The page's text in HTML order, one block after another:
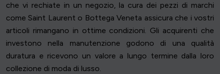
che vi rechiate in un negozio, la cura dei pezzi di marchi
come Saint Laurent o Bottega Veneta assicura che i vostri
articoli rimangano in ottime condizioni. Gli acquirenti che
investono nella manutenzione godono di una qualità
duratura e ricevono un valore a lungo termine dalla loro
collezione di moda di lusso.